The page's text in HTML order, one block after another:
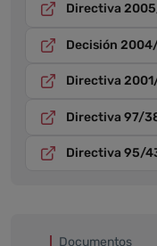
Directiva
Decisión
Directiva
Directiva 97/
Directiva 95/
Documentos